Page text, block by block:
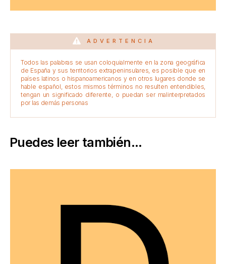
ADVERTENCIA
Todos las palabras se usan coloquialmente en la zona geográfica
de España y sus territorios extrapeninsulares, es posible que en
países latinos o hispanoamericanos y en otros lugares donde se
hable español, estos mismos términos no resulten entendibles,
tengan un significado diferente, o puedan ser malinterpretados
por las demás personas
Puedes leer también...